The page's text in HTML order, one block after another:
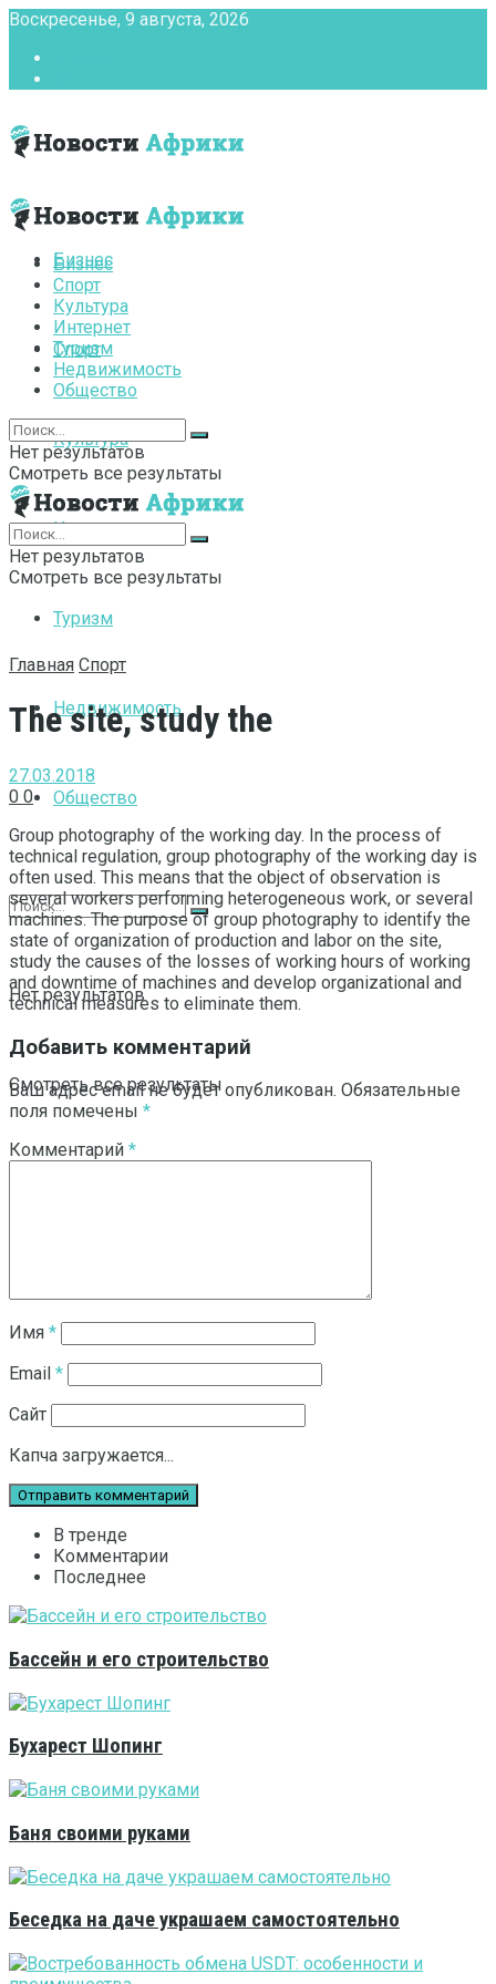
Воскресенье, 9 августа, 2026
Бизнес
Спорт
Культура
Интернет
Туризм
Недвижимость
Общество
Нет результатов
Смотреть все результаты
Бизнес
Спорт
Культура
Интернет
Туризм
Недвижимость
Общество
Нет результатов
Смотреть все результаты
Нет результатов
Смотреть все результаты
Главная Спорт
The site, study the
27.03.2018
0 0
Group photography of the working day. In the process of
technical regulation, group photography of the working day is
often used. This means that the object of observation is
several workers performing heterogeneous work, or several
machines. The purpose of group photography to identify the
state of organization of production and labor on the site,
study the causes of the losses of working hours of working
and downtime of machines and develop organizational and
technical measures to eliminate them.
Добавить комментарий
Ваш адрес email не будет опубликован. Обязательные
поля помечены *
Комментарий *
Имя *
Email *
Сайт
Капча загружается...
В тренде
Комментарии
Последнее
Бассейн и его строительство
Бухарест Шопинг
Баня своими руками
Беседка на даче украшаем самостоятельно